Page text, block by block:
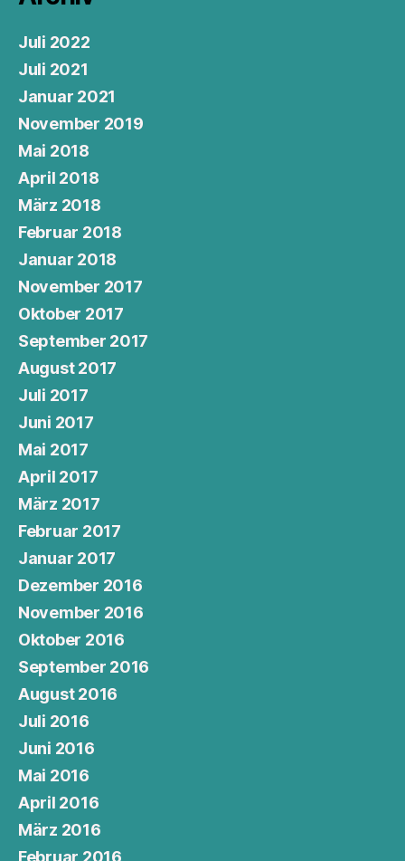
Juli 2022
Juli 2021
Januar 2021
November 2019
Mai 2018
April 2018
März 2018
Februar 2018
Januar 2018
November 2017
Oktober 2017
September 2017
August 2017
Juli 2017
Juni 2017
Mai 2017
April 2017
März 2017
Februar 2017
Januar 2017
Dezember 2016
November 2016
Oktober 2016
September 2016
August 2016
Juli 2016
Juni 2016
Mai 2016
April 2016
März 2016
Februar 2016